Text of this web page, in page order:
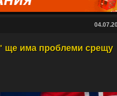
ще има проблеми срещу